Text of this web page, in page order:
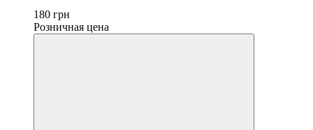
180 грн
Розничная цена